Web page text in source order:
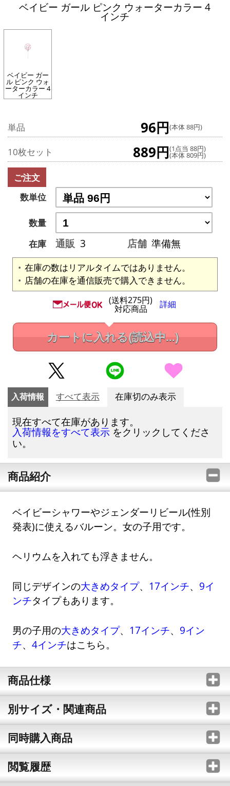
ベイビー ガール ピンク ウォーターカラー 4
インチ
ベイビー ガー
ル ピンク ウォ
ーターカラー 4
インチ
単品 96円(本体 88円)
10枚セット 889円(1点当 88円)
(本体 809円)
ご注文
数単位
数量
在庫
通販 3 店舗 準備無
在庫の数はリアルタイムではありません。
店舗の在庫を通信販売で購入できません。
(送料275円)
対応商品 詳細
カートに入れる(読込中...)
入荷情報 すべて表示 在庫切のみ表示
現在すべて在庫があります。
入荷情報をすべて表示 をクリックしてくださ
い。
商品紹介
ベイビーシャワーやジェンダーリビール(性別
発表)に使えるバルーン。女の子用です。
ヘリウムを入れても浮きません。
同じデザインの大きめタイプ、 17インチ、 9イ
ンチタイプもあります。
男の子用の大きめタイプ、 17インチ、 9イン
チ、4インチはこちら。
商品仕様
別サイズ・関連商品
同時購入商品
閲覧履歴